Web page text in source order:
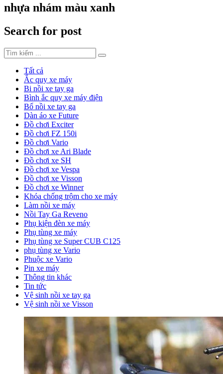
nhựa nhám màu xanh
Search for post
Tất cả
Ắc quy xe máy
Bi nồi xe tay ga
Bình ắc quy xe máy điện
Bố nồi xe tay ga
Dàn áo xe Future
Đồ chơi Exciter
Đồ chơi FZ 150i
Đồ chơi Vario
Đồ chơi xe Ari Blade
Đồ chơi xe SH
Đồ chơi xe Vespa
Đồ chơi xe Visson
Đồ chơi xe Winner
Khóa chống trộm cho xe máy
Làm nồi xe máy
Nồi Tay Ga Reveno
Phụ kiện đèn xe máy
Phụ tùng xe máy
Phụ tùng xe Super CUB C125
phụ tùng xe Vario
Phuộc xe Vario
Pin xe máy
Thông tin khác
Tin tức
Vệ sinh nồi xe tay ga
Vệ sinh nồi xe Visson